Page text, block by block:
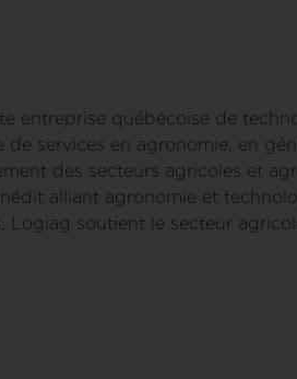
entreprise québécoise de
services en agronomie, en
des secteurs agricoles et
alliant agronomie et
Logiag soutient le secteur